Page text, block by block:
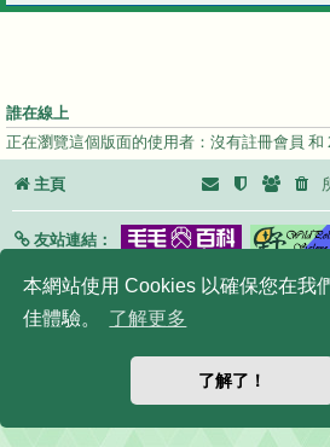
本網站使用 Cookies 以確保您在我
佳體驗。
了解更多
了解了！
誰在線上
正在瀏覽這個版面的使用者：沒有註冊會員 和
主頁
友站連結：
Powered byphpBB® Forum Software
正體中文語系由
|默認頭像擴展